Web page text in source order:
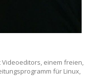
Videoeditors, einem freien,
für Linux,